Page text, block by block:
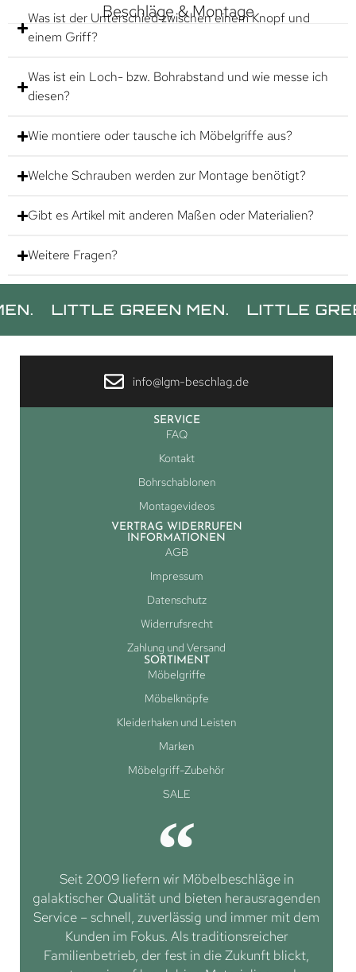
Beschläge & Montage
Was ist der Unterschied zwischen einem Knopf und
einem Griff?
Was ist ein Loch- bzw. Bohrabstand und wie messe ich
diesen?
Wie montiere oder tausche ich Möbelgriffe aus?
Welche Schrauben werden zur Montage benötigt?
Gibt es Artikel mit anderen Maßen oder Materialien?
Weitere Fragen?
LITTLE GREEN MEN. LITTLE GREEN
info@lgm-beschlag.de
SERVICE
FAQ
Kontakt
Bohrschablonen
Montagevideos
VERTRAG WIDERRUFEN
INFORMATIONEN
AGB
Impressum
Datenschutz
Widerrufsrecht
Zahlung und Versand
SORTIMENT
Möbelgriffe
Möbelknöpfe
Kleiderhaken und Leisten
Marken
Möbelgriff-Zubehör
SALE
Seit 2009 liefern wir Möbelbeschläge in
galaktischer Qualität und bieten herausragenden
Service – schnell, zuverlässig und immer mit dem
Kunden im Fokus. Als traditionsreicher
Familienbetrieb, der fest in die Zukunft blickt,